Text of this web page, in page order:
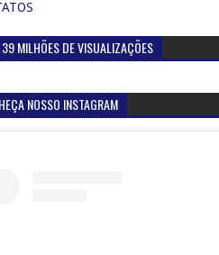
MILHÕES DE VISUALIZAÇÕES
NOSSO INSTAGRAM